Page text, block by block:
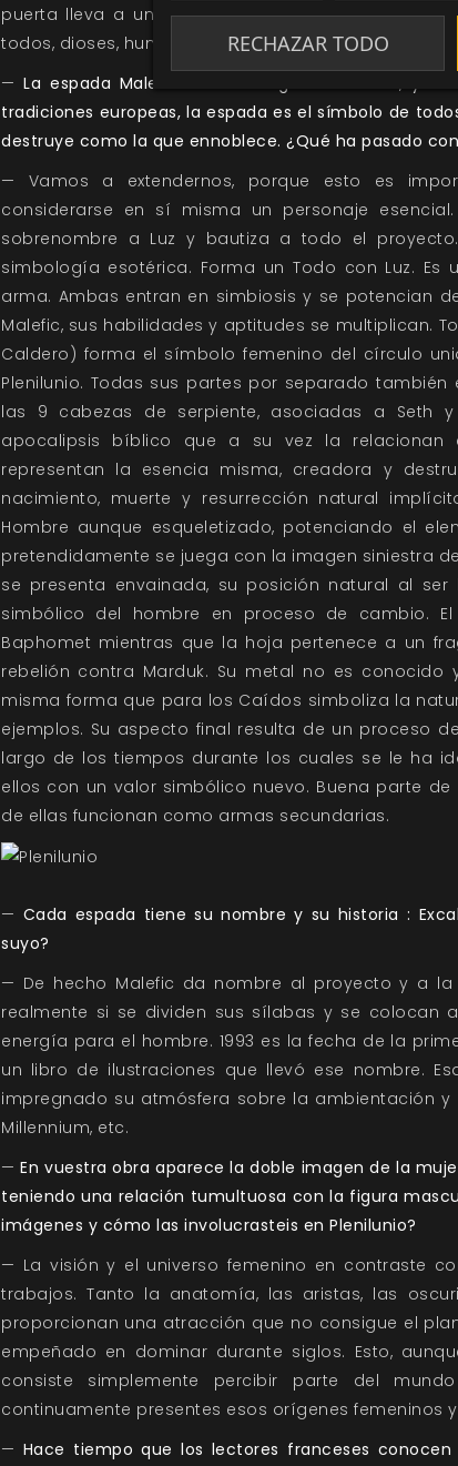
puerta lleva a una historia y desenlace diferente.
todos, dioses, humanos, sucesos y sueños jugamos
—La espada Malefic es un antiguo artefacto, y
tradiciones europeas, la espada es el símbolo de
destruye como la que ennoblece. ¿Qué ha pasado
— Vamos a extendernos, porque esto es
considerarse en sí misma un personaje
sobrenombre a Luz y bautiza a todo el
simbología esotérica. Forma un Todo con Luz.
arma. Ambas entran en simbiosis y se potencian
Malefic, sus habilidades y aptitudes se multiplican.
Caldero) forma el símbolo femenino del círculo
Plenilunio. Todas sus partes por separado
las 9 cabezas de serpiente, asociadas a Seth
apocalipsis bíblico que a su vez la relacionan
representan la esencia misma, creadora y
nacimiento, muerte y resurrección natural
Hombre aunque esqueletizado, potenciando el
pretendidamente se juega con la imagen siniestra
se presenta envainada, su posición natural al
simbólico del hombre en proceso de cambio.
Baphomet mientras que la hoja pertenece a un
rebelión contra Marduk. Su metal no es
misma forma que para los Caídos simboliza la
ejemplos. Su aspecto final resulta de un proceso
largo de los tiempos durante los cuales se le ha
ellos con un valor simbólico nuevo. Buena parte
de ellas funcionan como armas secundarias.
— Cada espada tiene su nombre y su historia :
suyo?
— De hecho Malefic da nombre al proyecto y a
realmente si se dividen sus sílabas y se colocan al
energía para el hombre. 1993 es la fecha de la
un libro de ilustraciones que llevó ese nombre.
impregnado su atmósfera sobre la ambientación y
Millennium, etc.
—En vuestra obra aparece la doble imagen de la
teniendo una relación tumultuosa con la figura
imágenes y cómo las involucrasteis en Plenilunio?
— La visión y el universo femenino en contraste
trabajos. Tanto la anatomía, las aristas, las
proporcionan una atracción que no consigue el
empeñado en dominar durante siglos. Esto,
consiste simplemente percibir parte del
continuamente presentes esos orígenes femeninos
— Hace tiempo que los lectores franceses
RECHAZAR TODO